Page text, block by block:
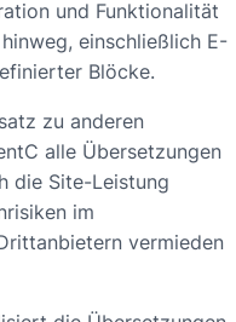
und Funktionalität
einschließlich E-
Blöcke.
zu anderen
alle Übersetzungen
die Site-Leistung
im
vermieden